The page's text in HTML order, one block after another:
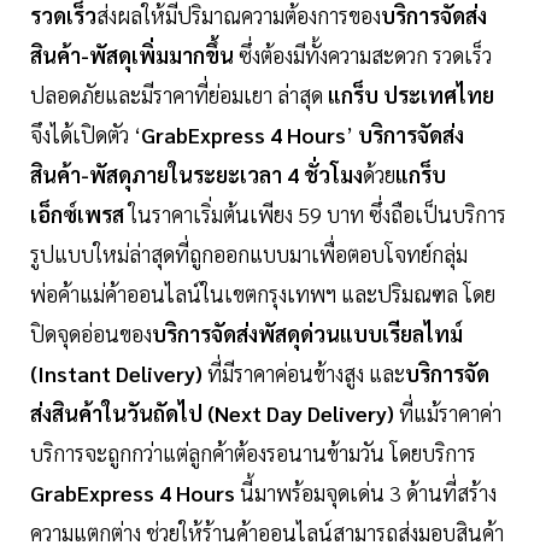
รวดเร็วส่งผลให้มีปริมาณความต้องการของบริการจัดส่ง
สินค้า-พัสดุเพิ่มมากขึ้น ซึ่งต้องมีทั้งความสะดวก รวดเร็ว
ปลอดภัยและมีราคาที่ย่อมเยา ล่าสุด แกร็บ ประเทศไทย
จึงได้เปิดตัว ‘GrabExpress 4 Hours’ บริการจัดส่ง
สินค้า-พัสดุภายในระยะเวลา 4 ชั่วโมงด้วยแกร็บ
เอ็กซ์เพรสในราคาเริ่มต้นเพียง 59 บาท ซึ่งถือเป็นบริการ
รูปแบบใหม่ล่าสุดที่ถูกออกแบบมาเพื่อตอบโจทย์กลุ่ม
พ่อค้าแม่ค้าออนไลน์ในเขตกรุงเทพฯ และปริมณฑล โดย
ปิดจุดอ่อนของบริการจัดส่งพัสดุด่วนแบบเรียลไทม์
(Instant Delivery) ที่มีราคาค่อนข้างสูง และบริการจัด
ส่งสินค้าในวันถัดไป (Next Day Delivery) ที่แม้ราคาค่า
บริการจะถูกกว่าแต่ลูกค้าต้องรอนานข้ามวัน โดยบริการ
GrabExpress 4 Hours นี้มาพร้อมจุดเด่น 3 ด้านที่สร้าง
ความแตกต่าง ช่วยให้ร้านค้าออนไลน์สามารถส่งมอบสินค้า